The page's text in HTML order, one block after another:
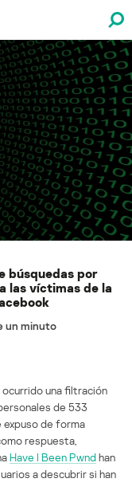
búsquedas por
las víctimas de la
un minuto
una filtración
de 533
expuso de forma
respuesta,
Have I Been Pwndhan
a descubrir si han